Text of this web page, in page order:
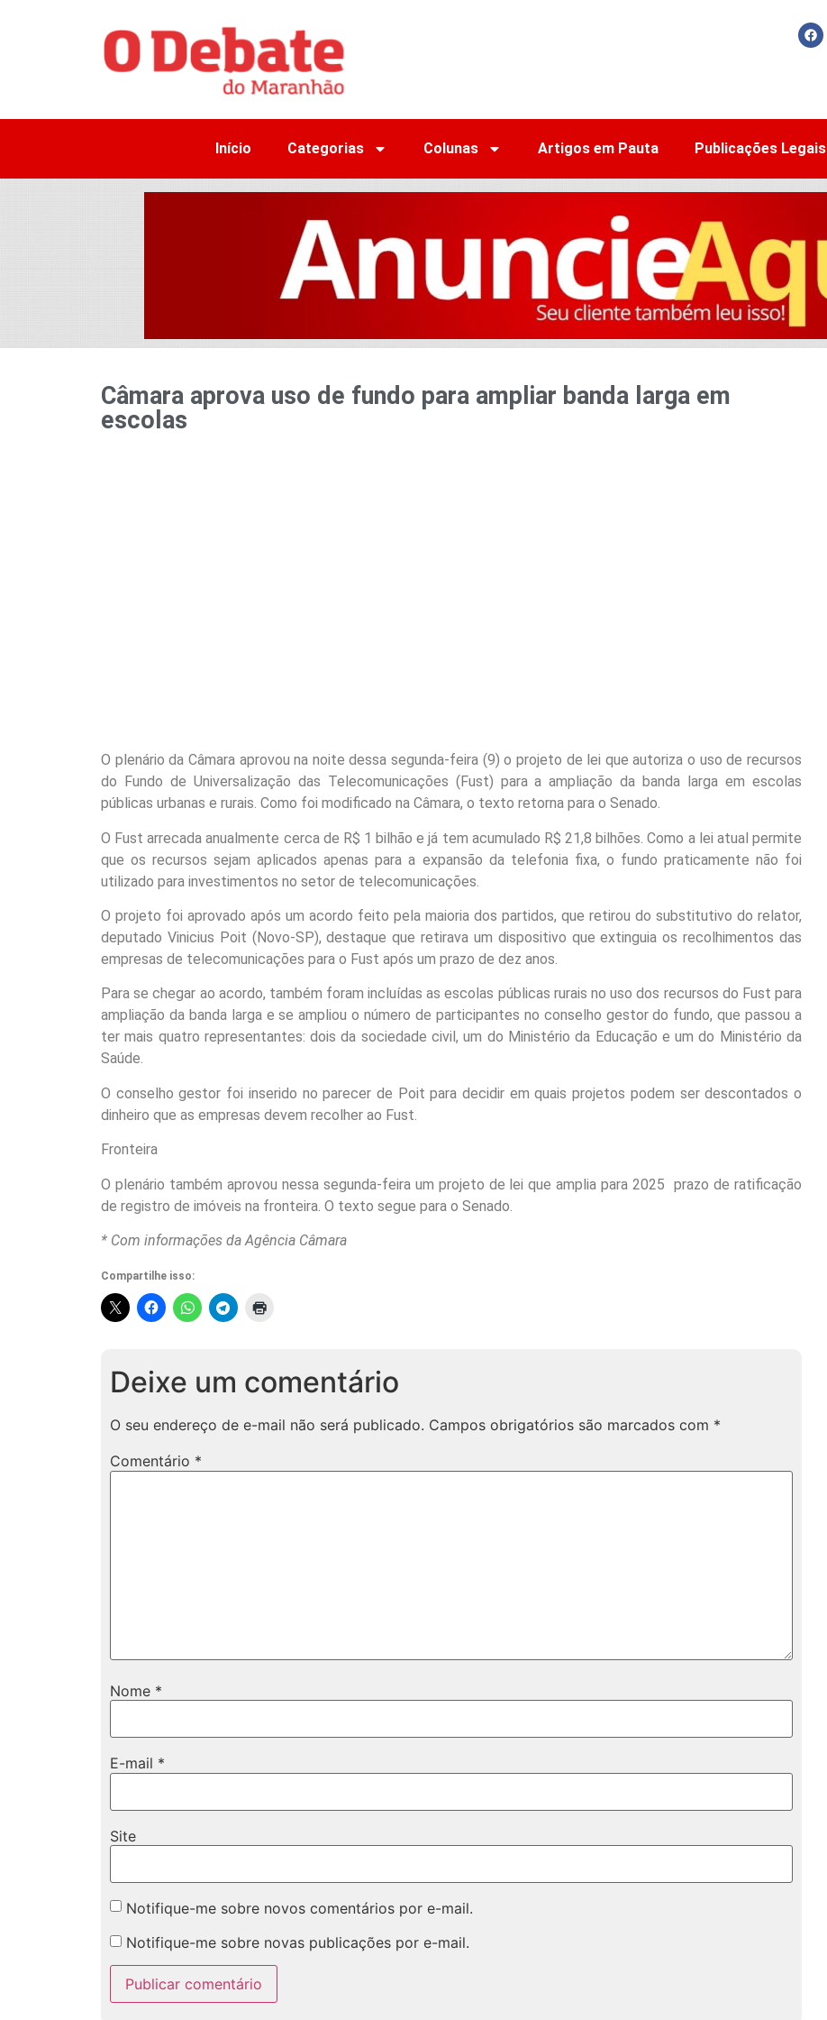
Início Categorias Colunas Artigos em Pauta Publicações Legais
Câmara aprova uso de fundo para ampliar banda larga em
escolas
O plenário da Câmara aprovou na noite dessa segunda-feira (9) o projeto de lei que autoriza o uso de recursos
do Fundo de Universalização das Telecomunicações (Fust) para a ampliação da banda larga em escolas
públicas urbanas e rurais. Como foi modificado na Câmara, o texto retorna para o Senado.
O Fust arrecada anualmente cerca de R$ 1 bilhão e já tem acumulado R$ 21,8 bilhões. Como a lei atual permite
que os recursos sejam aplicados apenas para a expansão da telefonia fixa, o fundo praticamente não foi
utilizado para investimentos no setor de telecomunicações.
O projeto foi aprovado após um acordo feito pela maioria dos partidos, que retirou do substitutivo do relator,
deputado Vinicius Poit (Novo-SP), destaque que retirava um dispositivo que extinguia os recolhimentos das
empresas de telecomunicações para o Fust após um prazo de dez anos.
Para se chegar ao acordo, também foram incluídas as escolas públicas rurais no uso dos recursos do Fust para
ampliação da banda larga e se ampliou o número de participantes no conselho gestor do fundo, que passou a
ter mais quatro representantes: dois da sociedade civil, um do Ministério da Educação e um do Ministério da
Saúde.
O conselho gestor foi inserido no parecer de Poit para decidir em quais projetos podem ser descontados o
dinheiro que as empresas devem recolher ao Fust.
Fronteira
O plenário também aprovou nessa segunda-feira um projeto de lei que amplia para 2025 prazo de ratificação
de registro de imóveis na fronteira. O texto segue para o Senado.
* Com informações da Agência Câmara
Compartilhe isso:
Deixe um comentário
O seu endereço de e-mail não será publicado. Campos obrigatórios são marcados com *
Comentário *
Nome *
E-mail *
Site
Notifique-me sobre novos comentários por e-mail.
Notifique-me sobre novas publicações por e-mail.